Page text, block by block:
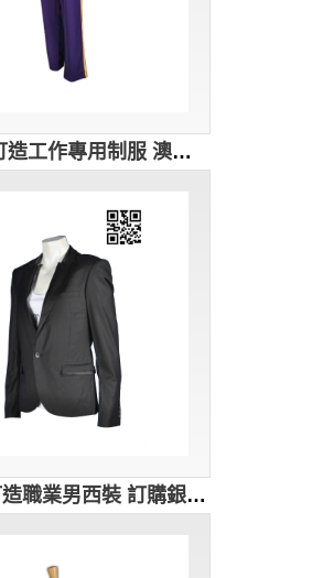
BS347 訂造工作專用制服 澳洲遊樂場 主題公園工作人員制服 馬甲背心 西裝背心 公司制服中心 庄荷制服 啤牌 西裝
BS341訂造職業男西裝 訂購銀行西裝外套 設計西裝外套款式 訂造男西裝褸 平做西裝供應商